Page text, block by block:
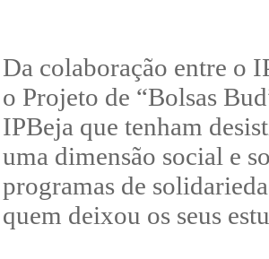
Da colaboração entre o
o Projeto de “Bolsas
IPBeja que tenham
uma dimensão social e
programas de
quem deixou os seus